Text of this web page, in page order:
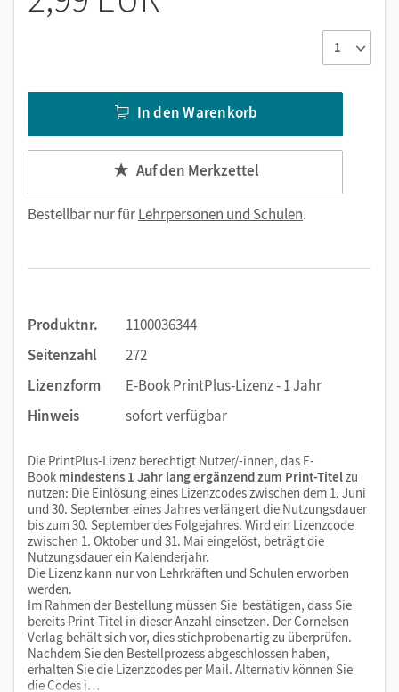
In den Warenkorb
Auf den Merkzettel
Bestellbar nur fürLehrpersonen und Schulen.
Produktnr.
1100036344
Seitenzahl
272
Lizenzform
E-Book PrintPlus-Lizenz - 1 Jahr
Hinweis
sofort verfügbar
Die PrintPlus-Lizenz berechtigt Nutzer/-innen, das E-
Book mindestens 1 Jahr lang ergänzend zum Print-Titelzu
nutzen: Die Einlösung eines Lizenzcodes zwischen dem 1. Juni
und 30. September eines Jahres verlängert die Nutzungsdauer
bis zum 30. September des Folgejahres. Wird ein Lizenzcode
zwischen 1. Oktober und 31. Mai eingelöst, beträgt die
Nutzungsdauer ein Kalenderjahr.
Die Lizenz kann nur von Lehrkräften und Schulen erworben
werden.
Im Rahmen der Bestellung müssen Sie bestätigen, dass Sie
bereits Print-Titel in dieser Anzahl einsetzen. Der Cornelsen
Verlag behält sich vor, dies stichprobenartig zu überprüfen.
Nachdem Sie den Bestellprozess abgeschlossen haben,
erhalten Sie die Lizenzcodes per Mail. Alternativ können Sie
die Codes j…